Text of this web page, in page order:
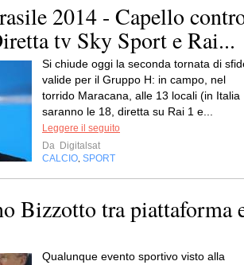
2014 - Capello
tv Sky Sport e Rai...
Si chiude oggi la seconda tornata di
valide per il Gruppo H: in campo, nel
torrido Maracana, alle 13 locali (in Italia
saranno le 18, diretta su Rai 1 e...
Leggere il seguito
Da Digitalsat
CALCIO SPORT
Bizzotto tra piattaforma
Qualunque evento sportivo visto alla